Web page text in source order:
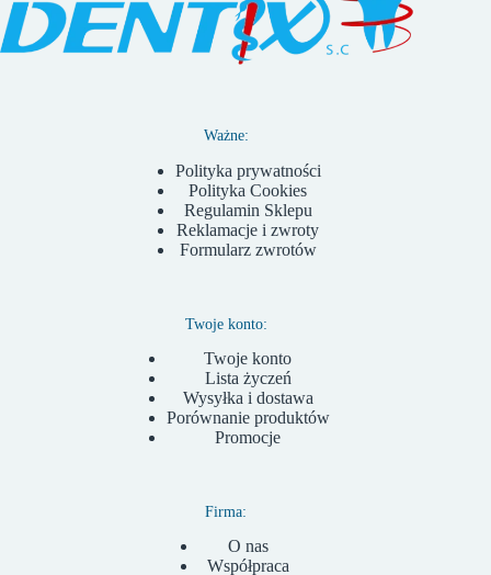
Ważne:
Polityka prywatności
Polityka Cookies
Regulamin Sklepu
Reklamacje i zwroty
Formularz zwrotów
Twoje konto:
Twoje konto
Lista życzeń
Wysyłka i dostawa
Porównanie produktów
Promocje
Firma:
O nas
Współpraca